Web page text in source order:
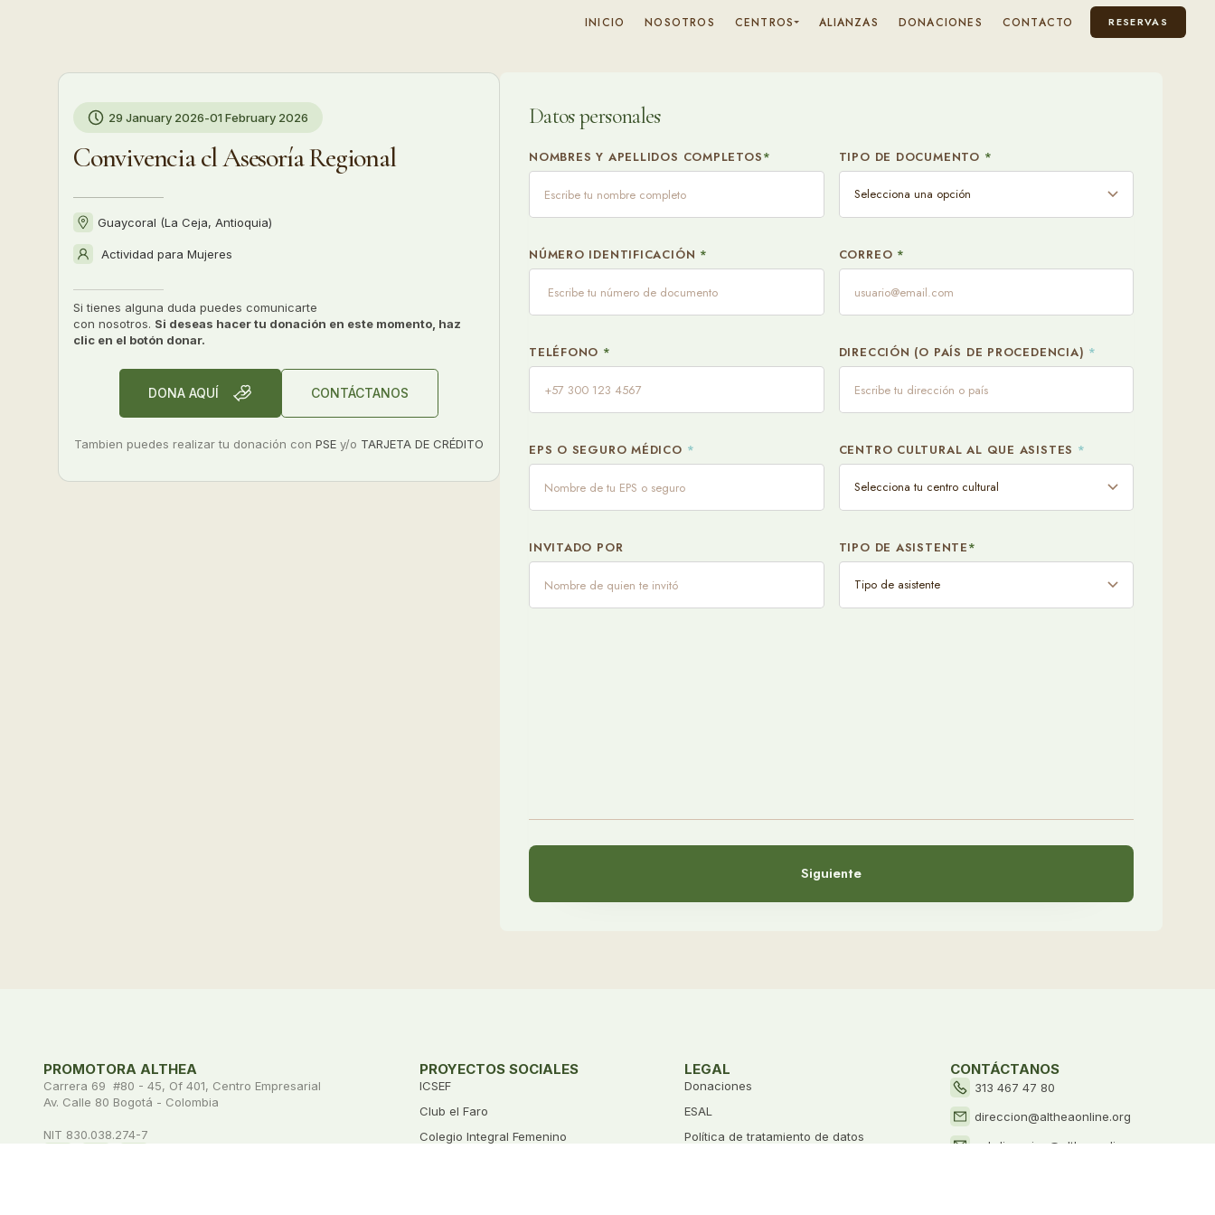
INICIO NOSOTROS CENTROS ALIANZAS DONACIONES CONTACTO RESERVAS
29 January 2026-01 February 2026
Convivencia cl Asesoría Regional
Guaycoral (La Ceja, Antioquia)
Actividad para Mujeres
Si tienes alguna duda puedes comunicarte
con nosotros. Si deseas hacer tu donación en este momento, haz
clic en el botón donar.
DONA AQUÍ CONTÁCTANOS
Tambien puedes realizar tu donación con PSEy/o TARJETA DE CRÉDITO
Datos personales
NOMBRES Y APELLIDOS COMPLETOS* TIPO DE DOCUMENTO *
NÚMERO IDENTIFICACIÓN * CORREO *
TELÉFONO * DIRECCIÓN (O PAÍS DE PROCEDENCIA) *
EPS O SEGURO MÉDICO * CENTRO CULTURAL AL QUE ASISTES *
INVITADO POR TIPO DE ASISTENTE*
Siguiente
PROMOTORA ALTHEA
Carrera 69 #80 - 45, Of 401, Centro Empresarial
Av. Calle 80 Bogotá - Colombia
NIT 830.038.274-7
PROYECTOS SOCIALES
ICSEF
Club el Faro
Colegio Integral Femenino
LEGAL
Donaciones
ESAL
Política de tratamiento de datos
CONTÁCTANOS
313 467 47 80
direccion@altheaonline.org
subdireccion@altheaonline.org